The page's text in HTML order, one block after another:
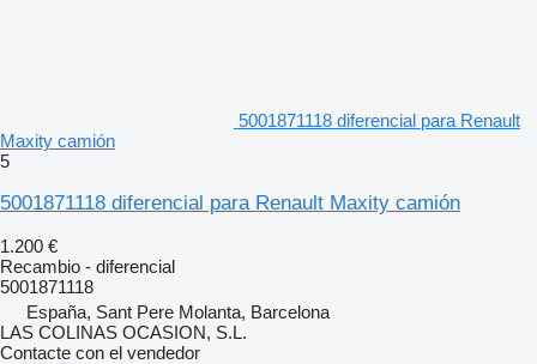
5001871118 diferencial para Renault
Maxity camión
5
5001871118 diferencial para Renault Maxity camión
1.200 €
Recambio - diferencial
5001871118
España, Sant Pere Molanta, Barcelona
LAS COLINAS OCASION, S.L.
Contacte con el vendedor